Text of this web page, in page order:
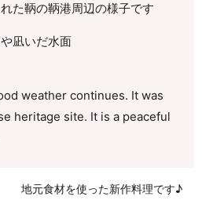
た鞆の鞆港周辺の様子です
凪いだ水面
weather continues. It was
heritage site. It is a peaceful
地元食材を使った新作料理です♪